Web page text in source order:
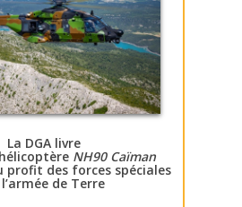
La DGA livre
NH90 Caïman
profit des forces spéciales
de Terre